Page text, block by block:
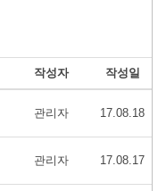
작성자 작성일
관리자 17.08.18
관리자 17.08.17